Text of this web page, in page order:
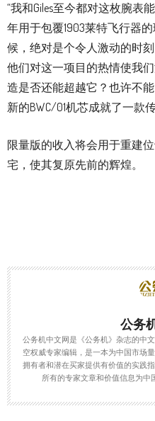
“我和Giles至今都对这枚腕表
年用于包覆1903莱特飞行器
候，绝对是个令人激动的时
他们对这一项目的热情使我
造是否还能超越它？也许不
新的BWC/01机芯成就了一款
限量版的收入将会用于重建
宅，使其复原先前的辉煌。
公务
公务机中文网是《公务机》杂志的中
空权威专家编辑，是一本为中国市场
拥有者和潜在买家提供有价值的实践
所有的专家文章和价值信息为中